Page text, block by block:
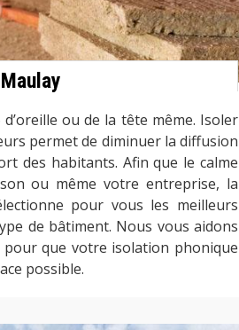
ou de la tête même. Isoler
permet de diminuer la diffusion
des habitants. Afin que le calme
ou même votre entreprise, la
pour vous les meilleurs
de bâtiment. Nous vous aidons
que votre isolation phonique
possible.